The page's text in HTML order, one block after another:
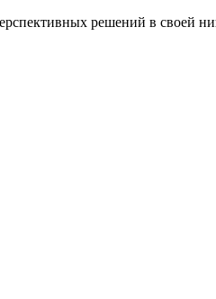
решений в своей